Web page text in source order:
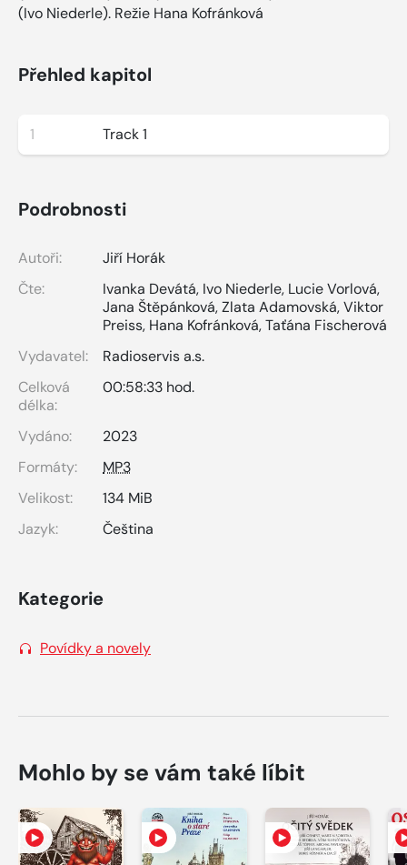
(Ivo Niederle). Režie Hana Kofránková
Přehled kapitol
1 Track 1
Podrobnosti
Autoři:
Jiří Horák
Čte:
Ivanka Devátá, Ivo Niederle, Lucie Vorlová,
Jana Štěpánková,Zlata Adamovská,Viktor
Preiss, Hana Kofránková,Taťána Fischerová
Vydavatel:
Radioservis a.s.
Celková
délka:
00:58:33 hod.
Vydáno:
2023
Formáty:
MP3
Velikost:
134 MiB
Jazyk:
Čeština
Kategorie
Povídky a novely
Mohlo by se vám také líbit